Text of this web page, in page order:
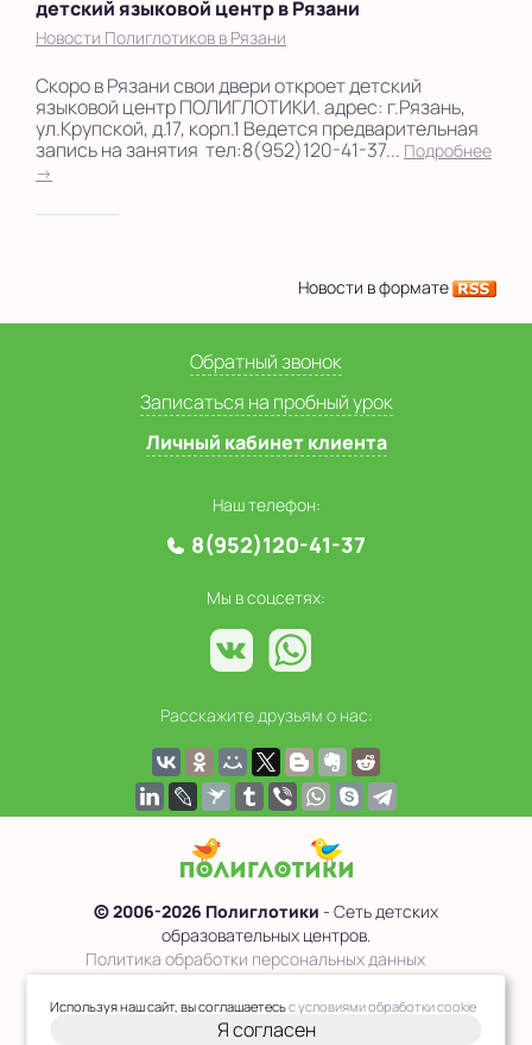
детский языковой центр в Рязани
Новости Полиглотиков в Рязани
Скоро в Рязани свои двери откроет детский
языковой центр ПОЛИГЛОТИКИ. адрес: г.Рязань,
ул.Крупской, д.17, корп.1 Ведется предварительная
запись на занятия тел:8(952)120-41-37... Подробнее
→
Новости в формате
Обратный звонок
Записаться на пробный урок
Личный кабинет клиента
Наш телефон:
8(952)120-41-37
Мы в соцсетях:
Расскажите друзьям о нас:
© 2006-2026 Полиглотики - Сеть детских
образовательных центров.
Политика обработки персональных данных
Сведения об образовательной организации
Используя наш сайт, вы соглашаетесьс условиями обработки cookie
Я согласен